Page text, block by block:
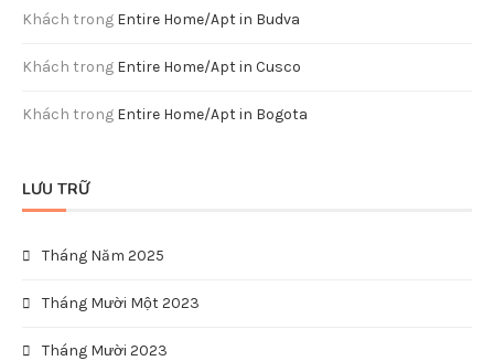
Khách trong Entire Home/Apt in Budva
Khách trong Entire Home/Apt in Cusco
Khách trong Entire Home/Apt in Bogota
LƯU TRỮ
Tháng Năm 2025
Tháng Mười Một 2023
Tháng Mười 2023